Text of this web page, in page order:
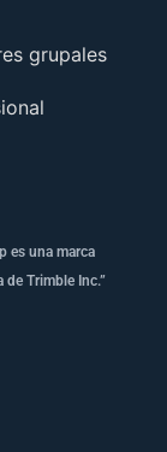
grupales
es una marca
de Trimble Inc.”